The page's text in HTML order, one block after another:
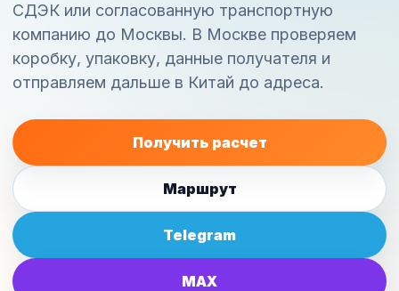
СДЭК или согласованную транспортную
компанию до Москвы. В Москве проверяем
коробку, упаковку, данные получателя и
отправляем дальше в Китай до адреса.
Получить расчет
Маршрут
Telegram
MAX